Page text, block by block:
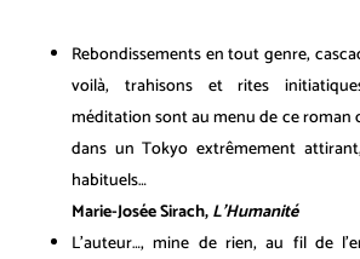
Rebondissements en tout genre,
voilà, trahisons et rites
méditation sont au menu de ce roman
dans un Tokyo extrêmement
habituels…
Marie-Josée Sirach,L’Humanité
L’auteur…, mine de rien, au fil de